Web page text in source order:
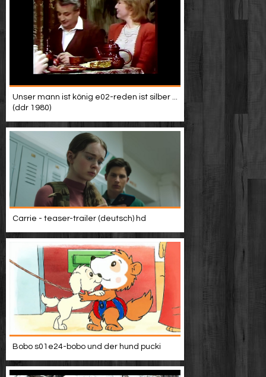
Unser mann ist könig e02-reden ist silber ...
(ddr 1980)
Carrie - teaser-trailer (deutsch) hd
Bobo s01e24-bobo und der hund pucki